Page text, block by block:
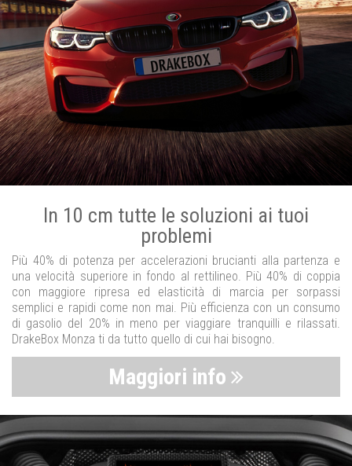
In 10 cm tutte le soluzioni ai tuoi
problemi
Più 40% di potenza per accelerazioni brucianti alla partenza e
una velocità superiore in fondo al rettilineo. Più 40% di coppia
con maggiore ripresa ed elasticità di marcia per sorpassi
semplici e rapidi come non mai. Più efficienza con un consumo
di gasolio del 20% in meno per viaggiare tranquilli e rilassati.
DrakeBox Monza ti da tutto quello di cui hai bisogno.
Maggiori info